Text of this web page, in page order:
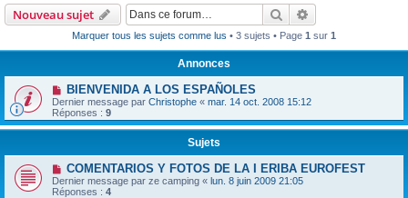
e
Nouveau sujet Rechercher
Marquer tous les sujets comme lus • 3 sujets • Page 1 sur 1
Annonces
BIENVENIDA A LOS ESPAÑOLES
Dernier message par Christophe « mar. 14 oct. 2008 15:12
Réponses : 9
Sujets
COMENTARIOS Y FOTOS DE LA I ERIBA EUROFEST
Dernier message par ze camping « lun. 8 juin 2009 21:05
Réponses : 4